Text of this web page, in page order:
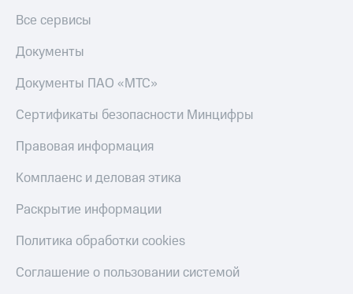
Все сервисы
Документы
Документы ПАО «МТС»
Сертификаты безопасности Минцифры
Правовая информация
Комплаенс и деловая этика
Раскрытие информации
Политика обработки cookies
Соглашение о пользовании системой